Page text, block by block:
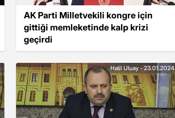
AK Parti Milletvekili kongre için
gittiği memleketinde kalp krizi
geçirdi
Halil Uluay - 23.01.2024